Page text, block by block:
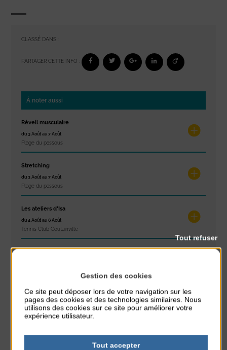
CLASSÉ DANS :
PARTAGER CETTE INFO :
À noter aussi
Réveil musculaire
du 3 Août au 7 Août
Plage du passous
Stretching
du 3 Août au 7 Août
Plage du passous
Les ateliers d’Isa
du 4 Août au 6 Août
Tennis Club Coutainville
Place du Général de Gaulle
Spectacle de rue
du 6 Août au 6 Août
Place du Général de Gaulle
Gestion des cookies
Ce site peut déposer lors de votre navigation sur les
pages des cookies et des technologies similaires. Nous
utilisons des cookies sur ce site pour améliorer votre
expérience utilisateur.
Tout accepter
Tout refuser